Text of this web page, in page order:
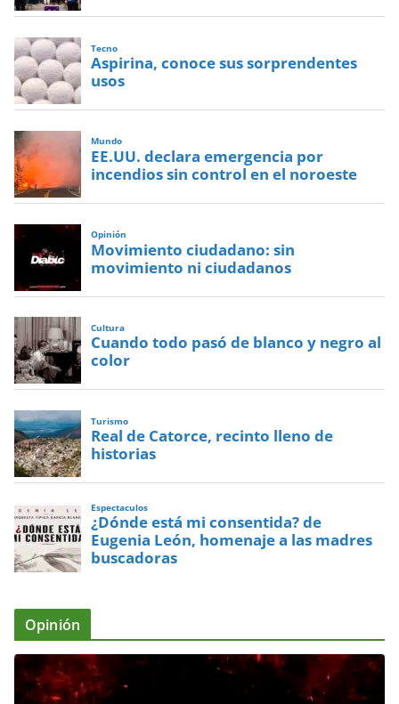
Tecno
Aspirina, conoce sus sorprendentes
usos
Mundo
EE.UU. declara emergencia por
incendios sin control en el noroeste
Opinión
Movimiento ciudadano: sin
movimiento ni ciudadanos
Cultura
Cuando todo pasó de blanco y negro al
color
Turismo
Real de Catorce, recinto lleno de
historias
Espectaculos
¿Dónde está mi consentida? de
Eugenia León, homenaje a las madres
buscadoras
Opinión